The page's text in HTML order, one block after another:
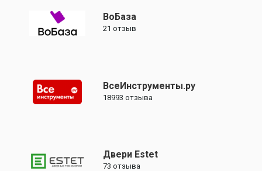
ВоБаза
21 отзыв
ВсеИнструменты.ру
18993 отзыва
Двери Estet
73 отзыва